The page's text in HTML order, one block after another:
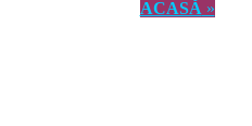
ACASĂ »